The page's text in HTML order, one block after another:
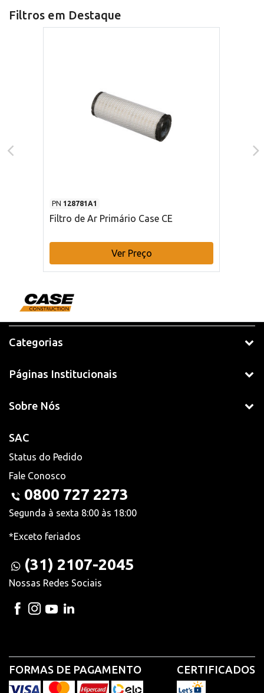
Filtros em Destaque
PN 128781A1
Filtro de Ar Primário Case CE
Ver Preço
Categorias
Páginas Institucionais
Sobre Nós
SAC
Status do Pedido
Fale Conosco
0800 727 2273
Segunda à sexta 8:00 às 18:00
*Exceto feriados
(31) 2107-2045
Nossas Redes Sociais
FORMAS DE PAGAMENTO CERTIFICADOS